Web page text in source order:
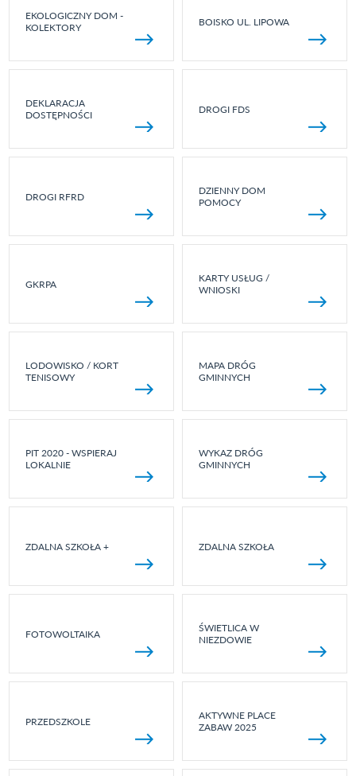
EKOLOGICZNY DOM -
KOLEKTORY
BOISKO UL. LIPOWA
DEKLARACJA
DOSTĘPNOŚCI
DROGI FDS
DROGI RFRD
DZIENNY DOM
POMOCY
GKRPA
KARTY USŁUG /
WNIOSKI
LODOWISKO / KORT
TENISOWY
MAPA DRÓG
GMINNYCH
PIT 2020 - WSPIERAJ
LOKALNIE
WYKAZ DRÓG
GMINNYCH
ZDALNA SZKOŁA + ZDALNA SZKOŁA
FOTOWOLTAIKA
ŚWIETLICA W
NIEZDOWIE
PRZEDSZKOLE
AKTYWNE PLACE
ZABAW 2025